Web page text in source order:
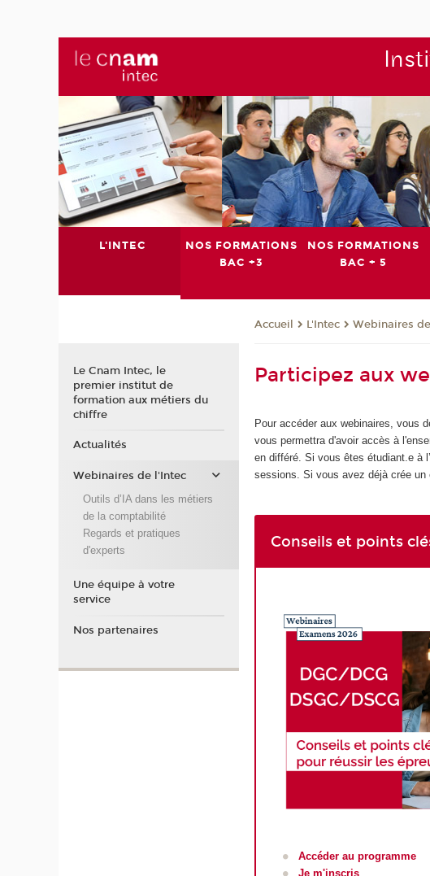
L'INTEC
NOS FORMATIONS
BAC +3
NOS FORMATIONS
BAC + 5
Accueil L'Intec Webinaires
Participez aux
Pour accéder aux webinaires, vous
vous permettra d'avoir accès à
en différé. Si vous êtes étudiant.e à
sessions. Si vous avez déjà crée un
Conseils et points
Accéder au programme
Je m'inscris
Le Cnam Intec, le
premier institut de
formation aux métiers du
chiffre
Actualités
Webinaires de l'Intec
Outils d’IA dans les métiers
de la comptabilité
Regards et pratiques
d'experts
Une équipe à votre
service
Nos partenaires